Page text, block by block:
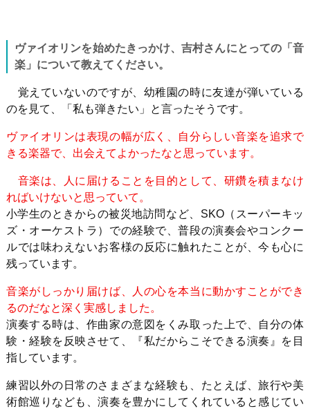
ヴァイオリンを始めたきっかけ、吉村さんにとっての「音
楽」について教えてください。
覚えていないのですが、幼稚園の時に友達が弾いている
のを見て、「私も弾きたい」と言ったそうです。
ヴァイオリンは表現の幅が広く、自分らしい音楽を追求で
きる楽器で、出会えてよかったなと思っています。
音楽は、人に届けることを目的として、研鑽を積まなけ
ればいけないと思っていて。
小学生のときからの被災地訪問など、 SKO（スーパーキッ
ズ・オーケストラ）での経験で、普段の演奏会やコンクー
ルでは味わえないお客様の反応に触れたことが、今も心に
残っています。
音楽がしっかり届けば、人の心を本当に動かすことができ
るのだなと深く実感しました。
演奏する時は、作曲家の意図をくみ取った上で、自分の体
験・経験を反映させて、『私だからこそできる演奏』を目
指しています。
練習以外の日常のさまざまな経験も、たとえば、旅行や美
術館巡りなども、演奏を豊かにしてくれていると感じてい